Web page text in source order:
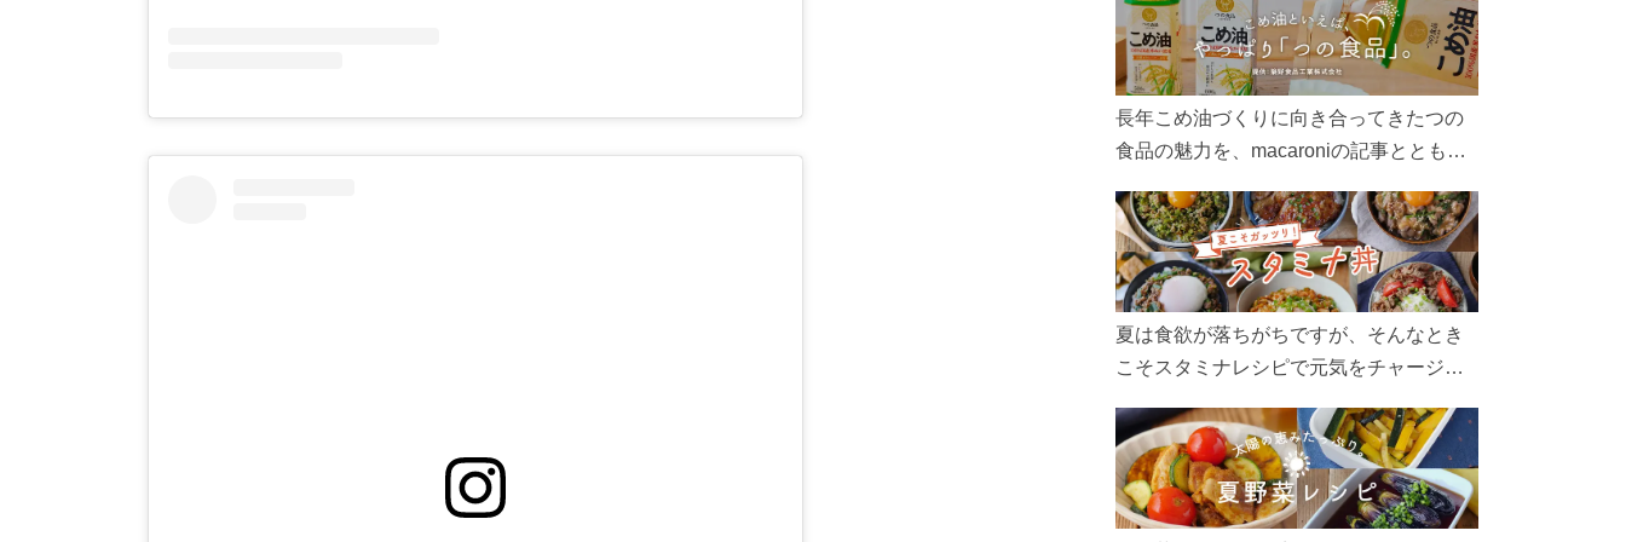
長年こめ油づくりに向き合ってきたつの
食品の魅力を、macaroniの記事とともに
ん、製造現場や品質へのこだわりまで。
こめ油をもっと好きになるコンテンツを
ぜひお楽しみください。
夏は食欲が落ちがちですが、そんなとき
こそスタミナレシピで元気をチャージ！
リ食べて、夏バテを吹き飛ばしましょ
う！